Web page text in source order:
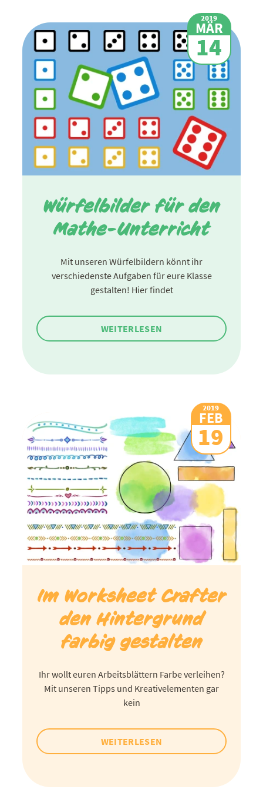
2019
MÄR
14
Würfelbilder für den
Mathe-Unterricht
Mit unseren Würfelbildern könnt ihr
verschiedenste Aufgaben für eure Klasse
gestalten! Hier findet
WEITERLESEN
2019
FEB
19
Im Worksheet Crafter
den Hintergrund
farbig gestalten
Ihr wollt euren Arbeitsblättern Farbe verleihen?
Mit unseren Tipps und Kreativelementen gar
kein
WEITERLESEN